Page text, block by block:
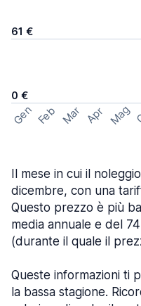
61 €
0 €
Gen Feb Mar Apr Mag
Il mese in cui il
dicembre, con una
Questo prezzo è più
media annuale e del
(durante il quale il
Queste informazioni ti
la bassa stagione.